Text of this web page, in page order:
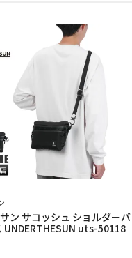
ン サコッシュ ショルダーバ
UNDERTHESUN uts-50118